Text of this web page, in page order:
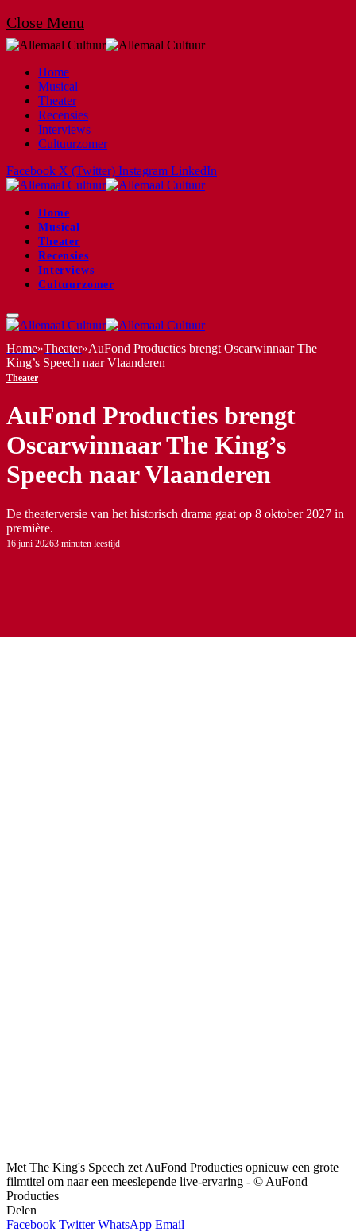
Close Menu
Home
Musical
Theater
Recensies
Interviews
Cultuurzomer
Facebook X (Twitter) Instagram LinkedIn
Home
Musical
Theater
Recensies
Interviews
Cultuurzomer
Home»Theater»AuFond Producties brengt Oscarwinnaar The
King’s Speech naar Vlaanderen
Theater
AuFond Producties brengt
Oscarwinnaar The King’s
Speech naar Vlaanderen
De theaterversie van het historisch drama gaat op 8 oktober 2027 in
première.
16 juni 20263 minuten leestijd
Met The King's Speech zet AuFond Producties opnieuw een grote
filmtitel om naar een meeslepende live-ervaring - © AuFond
Producties
Delen
Facebook Twitter WhatsApp Email